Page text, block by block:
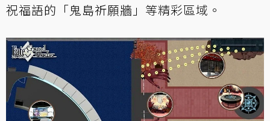
祝福語的「鬼島祈願牆」等精彩區域。